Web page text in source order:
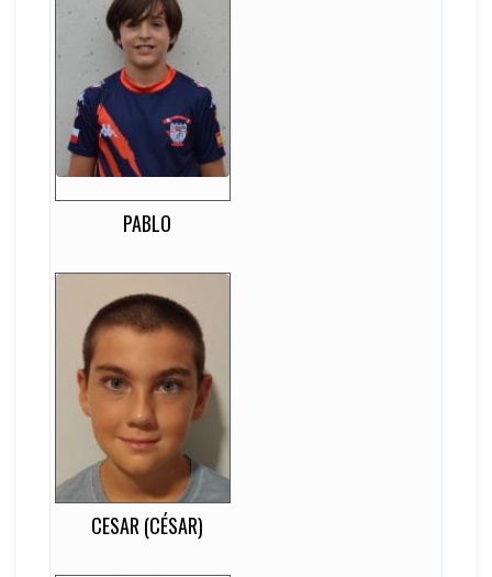
PABLO
Pablo
EDAD
13
DORSAL
-
LATERALIDAD
-
Portero
CESAR (CÉSAR)
EDAD
13
DORSAL
-
LATERALIDAD
Extremo Izquierdo